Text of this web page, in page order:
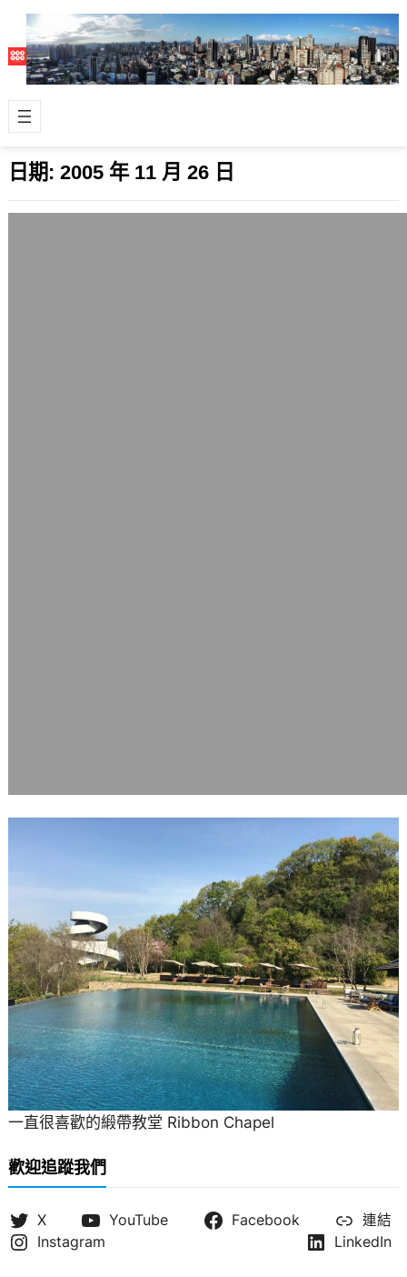
日期: 2005 年 11 月 26 日
一直很喜歡的緞帶教堂 Ribbon Chapel
歡迎追蹤我們
X YouTube Facebook
連結
Instagram
LinkedIn